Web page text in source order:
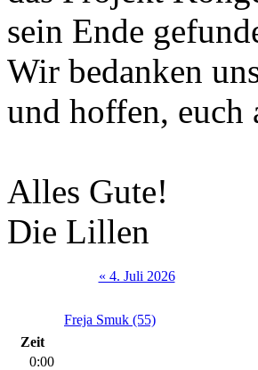
sein Ende
Wir bedanken
und hoffen, euch
Alles Gute!
Die Lillen
« 4. Juli 2026
Freja Smuk (55)
Zeit
0:00